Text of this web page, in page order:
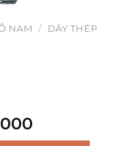
NAM / DÂY THÉP
price